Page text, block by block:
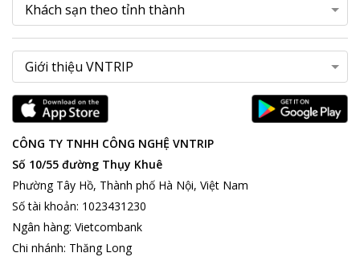
CÔNG TY TNHH CÔNG NGHỆ VNTRIP
Số 10/55 đường Thụy Khuê
Phường Tây Hồ, Thành phố Hà Nội, Việt Nam
Số tài khoản: 1023431230
Ngân hàng: Vietcombank
Chi nhánh: Thăng Long